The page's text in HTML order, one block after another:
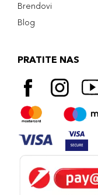
Brendovi
Blog
PRATITE NAS